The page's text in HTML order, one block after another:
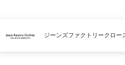
ジーンズファクトリークロー